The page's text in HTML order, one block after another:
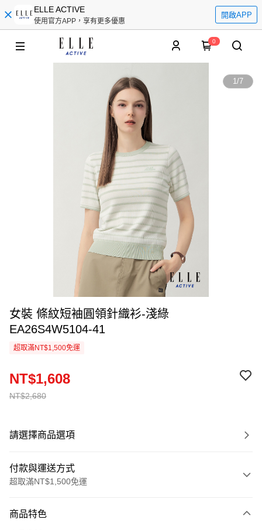
ELLE ACTIVE
使用官方APP，享有更多優惠
開啟APP
0
1/7
女裝 條紋短袖圓領針織衫-淺綠
EA26S4W5104-41
超取滿NT$1,500免運
NT$2,680
NT$1,608
請選擇商品選項
付款與運送方式
超取滿NT$1,500免運
信用卡一次付款
商品特色